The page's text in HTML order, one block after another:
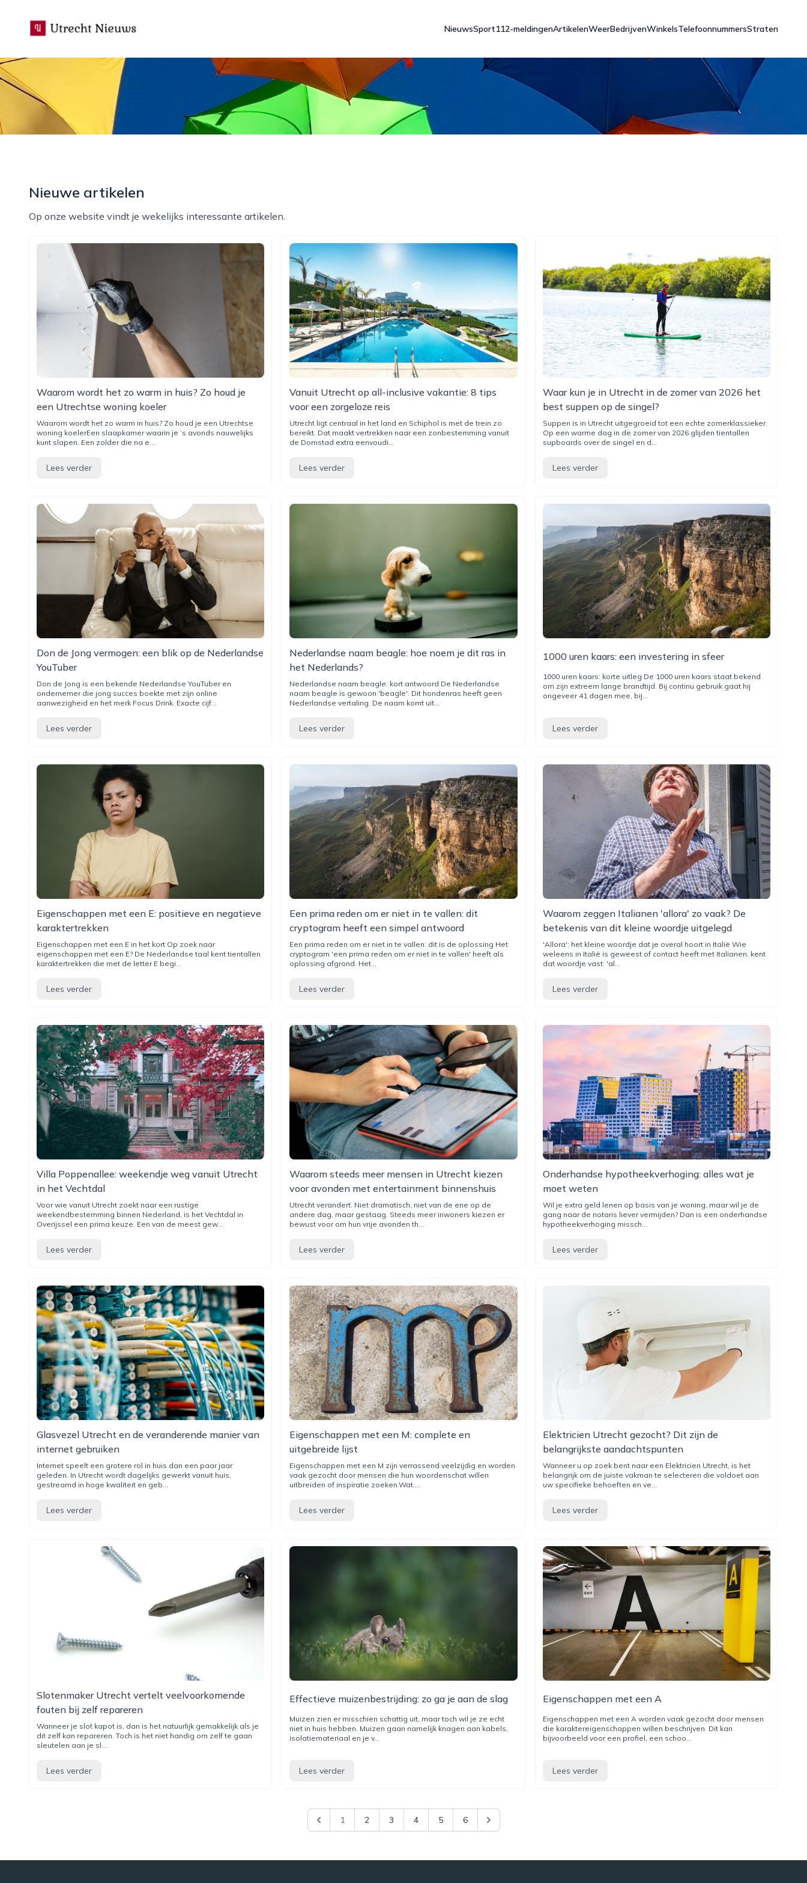
utrecht-nieuws.nl
NieuwsSport112-meldingenArtikelenWeerBedrijvenWinkelsTelefoonnummersStraten
Nieuwe artikelen
Op onze website vindt je wekelijks interessante artikelen.
Waarom wordt het zo warm in huis? Zo houd je
een Utrechtse woning koeler
Waarom wordt het zo warm in huis? Zo houd je een Utrechtse
woning koelerEen slaapkamer waarin je ’s avonds nauwelijks
kunt slapen. Een zolder die na e...
Lees verder
Vanuit Utrecht op all-inclusive vakantie: 8 tips
voor een zorgeloze reis
Utrecht ligt centraal in het land en Schiphol is met de trein zo
bereikt. Dat maakt vertrekken naar een zonbestemming vanuit
de Domstad extra eenvoudi...
Lees verder
Waar kun je in Utrecht in de zomer van 2026 het
best suppen op de singel?
Suppen is in Utrecht uitgegroeid tot een echte zomerklassieker.
Op een warme dag in de zomer van 2026 glijden tientallen
supboards over de singel en d...
Lees verder
Don de Jong vermogen: een blik op de Nederlandse
YouTuber
Don de Jong is een bekende Nederlandse YouTuber en
ondernemer die jong succes boekte met zijn online
aanwezigheid en het merk Focus Drink. Exacte cijf...
Lees verder
Nederlandse naam beagle: hoe noem je dit ras in
het Nederlands?
Nederlandse naam beagle: kort antwoord De Nederlandse
naam beagle is gewoon 'beagle'. Dit hondenras heeft geen
Nederlandse vertaling. De naam komt uit...
Lees verder
1000 uren kaars: een investering in sfeer
1000 uren kaars: korte uitleg De 1000 uren kaars staat bekend
om zijn extreem lange brandtijd. Bij continu gebruik gaat hij
ongeveer 41 dagen mee, bij...
Lees verder
Eigenschappen met een E: positieve en negatieve
karaktertrekken
Eigenschappen met een E in het kort Op zoek naar
eigenschappen met een E? De Nederlandse taal kent tientallen
karaktertrekken die met de letter E begi...
Lees verder
Een prima reden om er niet in te vallen: dit
cryptogram heeft een simpel antwoord
Een prima reden om er niet in te vallen: dit is de oplossing Het
cryptogram 'een prima reden om er niet in te vallen' heeft als
oplossing afgrond. Het...
Lees verder
Waarom zeggen Italianen 'allora' zo vaak? De
betekenis van dit kleine woordje uitgelegd
'Allora': het kleine woordje dat je overal hoort in Italië Wie
weleens in Italië is geweest of contact heeft met Italianen, kent
dat woordje vast: 'al...
Lees verder
Villa Poppenallee: weekendje weg vanuit Utrecht
in het Vechtdal
Voor wie vanuit Utrecht zoekt naar een rustige
weekendbestemming binnen Nederland, is het Vechtdal in
Overijssel een prima keuze. Een van de meest gew...
Lees verder
Waarom steeds meer mensen in Utrecht kiezen
voor avonden met entertainment binnenshuis
Utrecht verandert. Niet dramatisch, niet van de ene op de
andere dag, maar gestaag. Steeds meer inwoners kiezen er
bewust voor om hun vrije avonden th...
Lees verder
Onderhandse hypotheekverhoging: alles wat je
moet weten
Wil je extra geld lenen op basis van je woning, maar wil je de
gang naar de notaris liever vermijden? Dan is een onderhandse
hypotheekverhoging missch...
Lees verder
Glasvezel Utrecht en de veranderende manier van
internet gebruiken
Internet speelt een grotere rol in huis dan een paar jaar
geleden. In Utrecht wordt dagelijks gewerkt vanuit huis,
gestreamd in hoge kwaliteit en geb...
Lees verder
Eigenschappen met een M: complete en
uitgebreide lijst
Eigenschappen met een M zijn verrassend veelzijdig en worden
vaak gezocht door mensen die hun woordenschat willen
uitbreiden of inspiratie zoeken.Wat....
Lees verder
Elektricien Utrecht gezocht? Dit zijn de
belangrijkste aandachtspunten
Wanneer u op zoek bent naar een Elektricien Utrecht, is het
belangrijk om de juiste vakman te selecteren die voldoet aan
uw specifieke behoeften en ve...
Lees verder
Slotenmaker Utrecht vertelt veelvoorkomende
fouten bij zelf repareren
Wanneer je slot kapot is, dan is het natuurlijk gemakkelijk als je
dit zelf kan repareren. Toch is het niet handig om zelf te gaan
sleutelen aan je sl...
Lees verder
Effectieve muizenbestrijding: zo ga je aan de slag
Muizen zien er misschien schattig uit, maar toch wil je ze echt
niet in huis hebben. Muizen gaan namelijk knagen aan kabels,
isolatiemateriaal en je v...
Lees verder
Eigenschappen met een A
Eigenschappen met een A worden vaak gezocht door mensen
die karaktereigenschappen willen beschrijven. Dit kan
bijvoorbeeld voor een profiel, een schoo...
Lees verder
1 2 3 4 5 6